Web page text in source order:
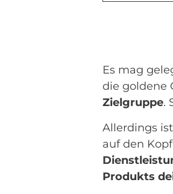
Es mag
die goldene
Zielgruppe.
Allerdings
auf den
Produkts